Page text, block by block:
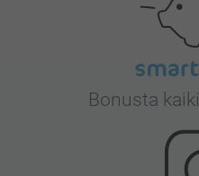
Bonusta